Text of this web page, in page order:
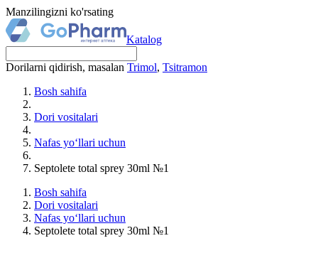
Manzilingizni ko'rsating
Katalog
Dorilarni qidirish, masalan Trimol, Tsitramon
Bosh sahifa
Dori vositalari
Nafas yo‘llari uchun
Septolete total sprey 30ml №1
Bosh sahifa
Dori vositalari
Nafas yo‘llari uchun
Septolete total sprey 30ml №1